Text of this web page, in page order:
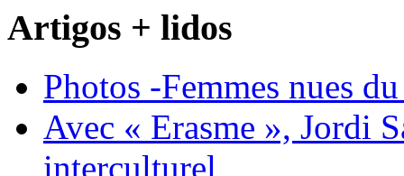
Artigos + lidos
Photos -Femmes nues
Avec « Erasme », Jordi
interculturel